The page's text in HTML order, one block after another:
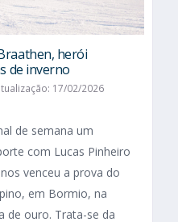
herói
de inverno
17/02/2026
de semana um
com Lucas Pinheiro
venceu a prova do
em Bormio, na
de ouro. Trata-se da